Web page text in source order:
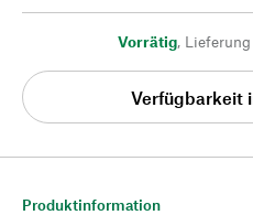
Vorrätig,
Verfügbarkeit
Produktinformation